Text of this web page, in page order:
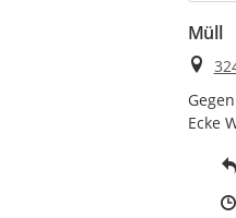
Müll
Ort
Ecke